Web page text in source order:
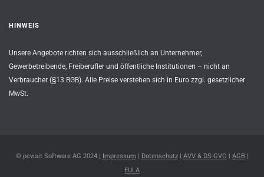
HINWEIS
Unsere Angebote richten sich ausschließlich an Unternehmer,
Gewerbetreibende, Freiberufler und öffentliche Institutionen – nicht an
Verbraucher (§13 BGB). Alle Preise verstehen sich in Euro zzgl. gesetzlicher
MwSt.
© pcvisit Software AG 2024 | Impressum | Datenschutz| AVV & DS-GVO | AGB |
EULA